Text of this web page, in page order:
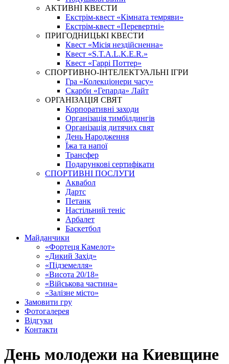
АКТИВНІ КВЕСТИ
Екстрім-квест «Кімната темряви»
Екстрім-квест «Перевертні»
ПРИГОДНИЦЬКІ КВЕСТИ
Квест «Місія нездійсненна»
Квест «S.T.A.L.K.E.R.»
Квест «Гаррі Поттер»
СПОРТИВНО-ІНТЕЛЕКТУАЛЬНІ ІГРИ
Гра «Колекціонери часу»
Скарби «Гепарда» Лайт
ОРГАНІЗАЦІЯ СВЯТ
Корпоративні заходи
Організація тимбілдингів
Організація дитячих свят
День Народження
Їжа та напої
Трансфер
Подарункові сертифікати
СПОРТИВНІ ПОСЛУГИ
Аквабол
Дартс
Петанк
Настільний теніс
Арбалет
Баскетбол
Майданчики
«Фортеця Камелот»
«Дикий Захід»
«Підземелля»
«Висота 20/18»
«Військова частина»
«Залізне місто»
Замовити гру
Фотогалерея
Відгуки
Контакти
День молодежи на Киевщине